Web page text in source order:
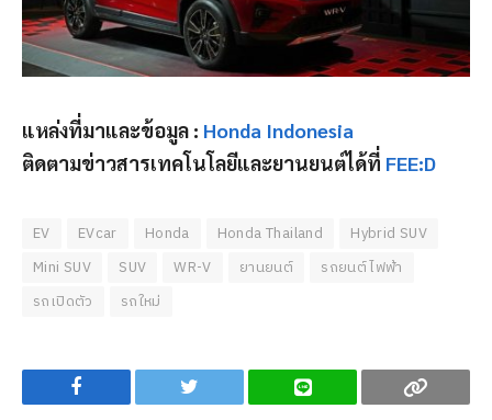
แหล่งที่มาและข้อมูล : Honda Indonesia
ติดตามข่าวสารเทคโนโลยีและยานยนต์ได้ที่ FEE:D
EV EVcar Honda Honda Thailand
Hybrid SUV
Mini SUV
SUV WR-V ยานยนต์
รถยนต์ไฟฟ้า
รถเปิดตัว
รถใหม่
Facebook Twitter Line Copy